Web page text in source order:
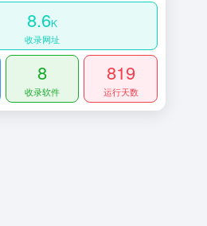
8.6K
收录网址
8
收录软件
819
运行天数